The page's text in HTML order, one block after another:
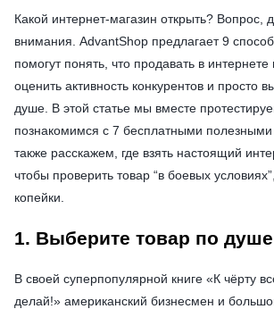
Какой интернет-магазин открыть? Вопрос,
внимания. AdvantShop предлагает 9
помогут понять, что продавать в интернете
оценить активность конкурентов и просто
душе. В этой статье мы вместе
познакомимся с 7 бесплатными
также расскажем, где взять настоящий
чтобы проверить товар “в боевых
копейки.
1. Выберите товар по
В своей суперпопулярной книге «К чёрту
делай!» американский бизнесмен и